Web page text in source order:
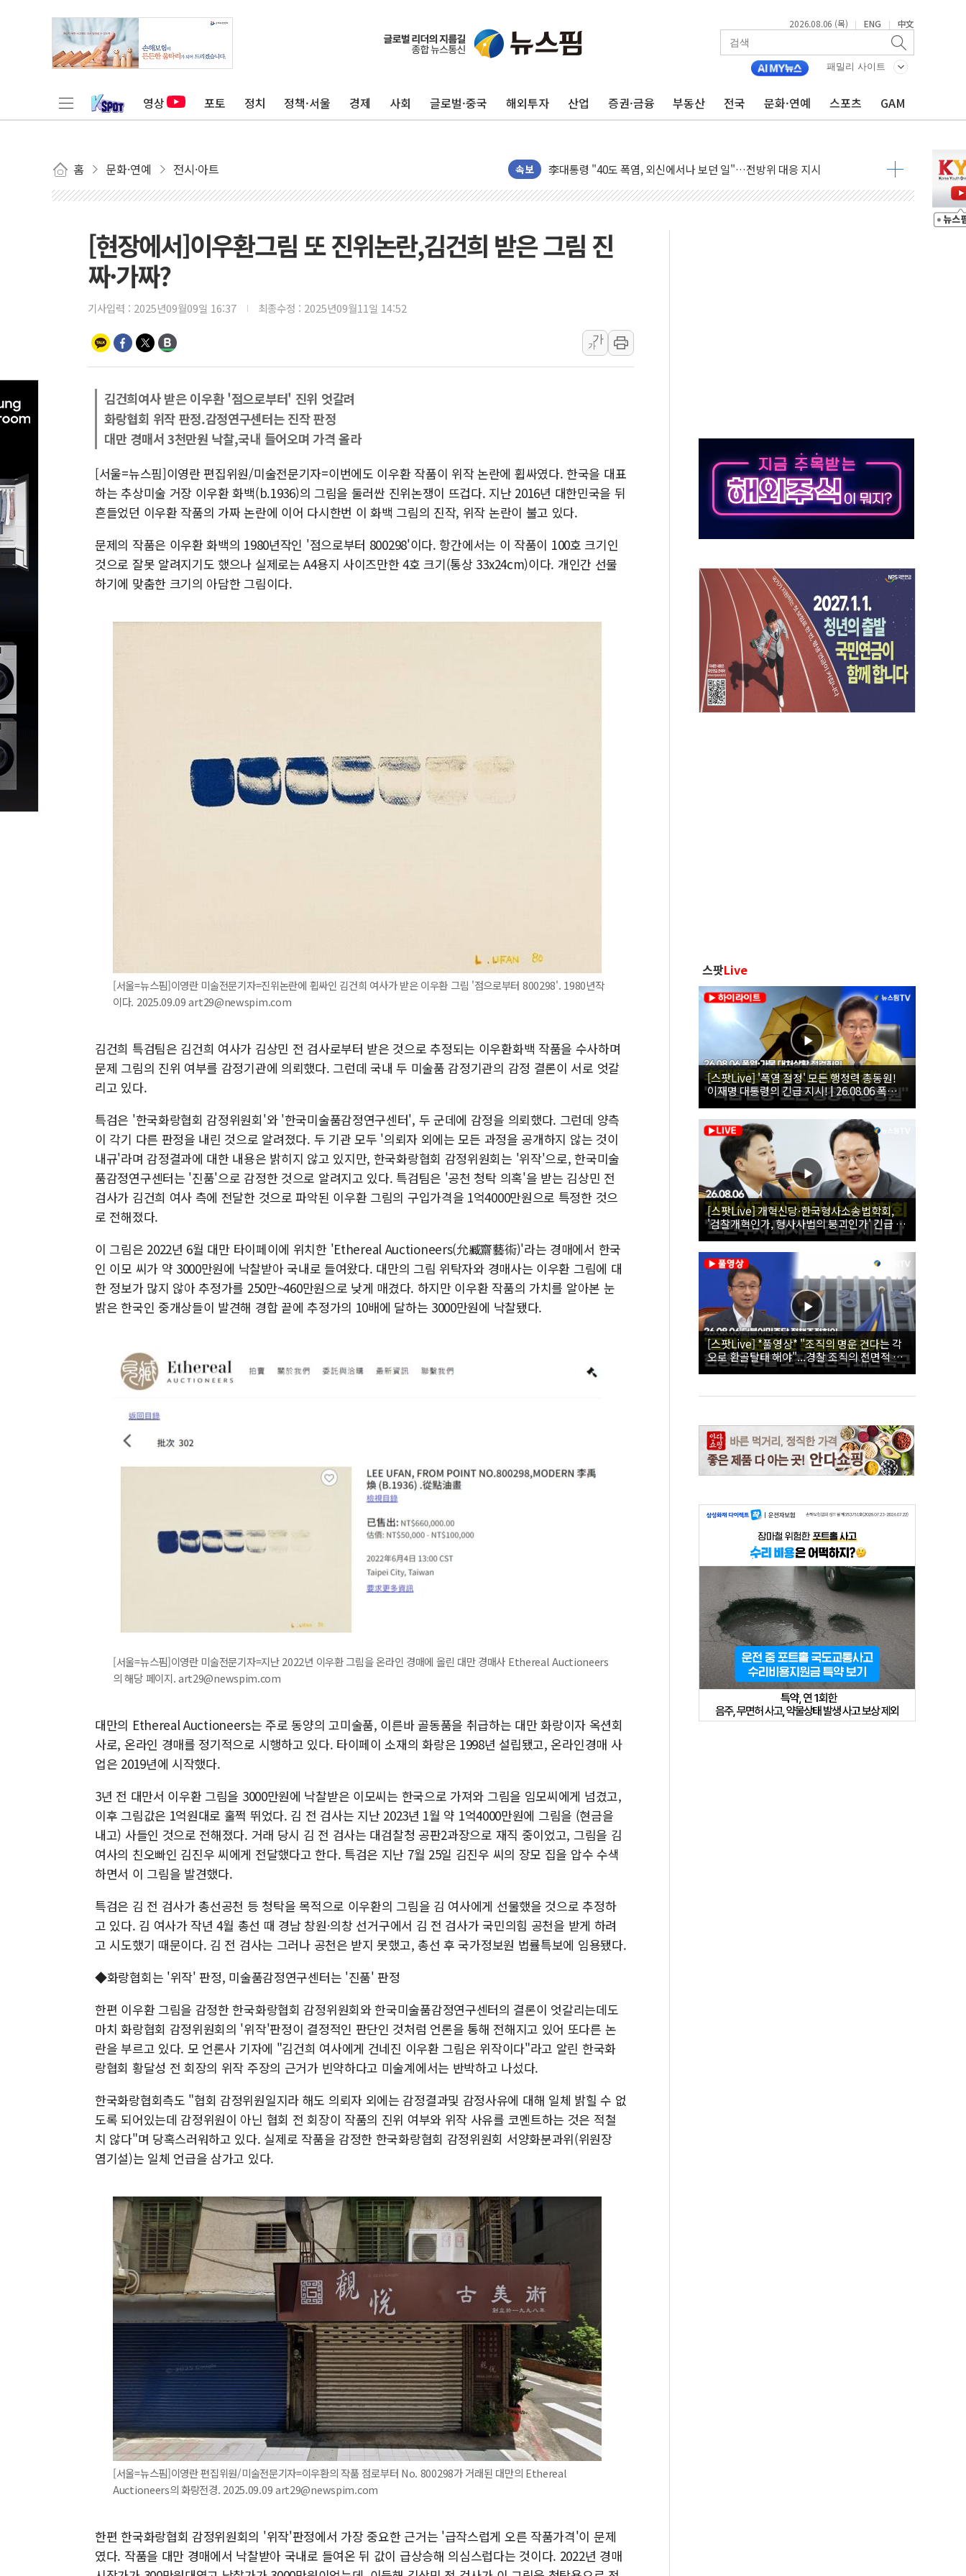
2026.08.06 (목) | ENG | 中文
패밀리 사이트
영상 포토 정치 정책·서울 경제 사회 글로벌·중국 해외투자 산업 증권·금융 부동산 전국 문화·연예 스포츠 GAM
홈 문화·연예 전시·아트 속보
'檢 합수본 참여' 여부 논란...법조계 "법적근거 없어, 위법수집증거 가능성"
中 '항생제 개구리' 파장 확산, 식품안전 점검 강화
'엔화 방어 공조'라는 이름의 베선트식 QE..."연준에 부담 가중"
청와대 "조희대 대법원장 탄핵 공감, 사실 아니다…대법관 신속 제청 해야"
서울 최고 기온 39도 기록
李대통령 "40도 폭염, 외신에서나 보던 일"…전방위 대응 지시
법무법인 YK, 교정위원 중앙협의회와 맞손…수용자·가족 법률지원 확대
제주항공, 하반기 객실승무원 공개채용
인도, 차량 간 통신시스템 장착 의무화 추진..."업계 성장 저해" 우려도
피치 "韓 코스피 약세 장기화 시 주택수요 위축 우려"
[현장에서]이우환그림 또 진위논란,김건희 받은 그림 진
짜·가짜?
기사입력 : 2025년09월09일 16:37 최종수정 : 2025년09월11일 14:52
가
가
김건희여사 받은 이우환 '점으로부터' 진위 엇갈려
화랑협회 위작 판정.감정연구센터는 진작 판정
대만 경매서 3천만원 낙찰,국내 들어오며 가격 올라
[서울=뉴스핌]이영란 편집위원/미술전문기자=이번에도 이우환 작품이 위작 논란에 휩싸였다. 한국을 대표
하는 추상미술 거장 이우환 화백(b.1936)의 그림을 둘러싼 진위논쟁이 뜨겁다. 지난 2016년 대한민국을 뒤
흔들었던 이우환 작품의 가짜 논란에 이어 다시한번 이 화백 그림의 진작, 위작 논란이 불고 있다.
문제의 작품은 이우환 화백의 1980년작인 '점으로부터 800298'이다. 항간에서는 이 작품이 100호 크기인
것으로 잘못 알려지기도 했으나 실제로는 A4용지 사이즈만한 4호 크기(통상 33x24cm)이다. 개인간 선물
하기에 맞춤한 크기의 아담한 그림이다.
[서울=뉴스핌]이영란 미술전문기자=진위논란에 휩싸인 김건희 여사가 받은 이우환 그림 '점으로부터 800298'. 1980년작
이다. 2025.09.09 art29@newspim.com
김건희 특검팀은 김건희 여사가 김상민 전 검사로부터 받은 것으로 추정되는 이우환화백 작품을 수사하며
문제 그림의 진위 여부를 감정기관에 의뢰했다. 그런데 국내 두 미술품 감정기관의 감정 결론이 서로 엇갈
리고 있다.
특검은 '한국화랑협회 감정위원회'와 '한국미술품감정연구센터', 두 군데에 감정을 의뢰했다. 그런데 양측
이 각기 다른 판정을 내린 것으로 알려졌다. 두 기관 모두 '의뢰자 외에는 모든 과정을 공개하지 않는 것이
내규'라며 감정결과에 대한 내용은 밝히지 않고 있지만, 한국화랑협회 감정위원회는 '위작'으로, 한국미술
품감정연구센터는 '진품'으로 감정한 것으로 알려지고 있다. 특검팀은 '공천 청탁 의혹'을 받는 김상민 전
검사가 김건희 여사 측에 전달한 것으로 파악된 이우환 그림의 구입가격을 1억4000만원으로 특정한 것으
로 전해졌다.
이 그림은 2022년 6월 대만 타이페이에 위치한 'Ethereal Auctioneers(允臧齋藝術)'라는 경매에서 한국
인 이모 씨가 약 3000만원에 낙찰받아 국내로 들여왔다. 대만의 그림 위탁자와 경매사는 이우환 그림에 대
한 정보가 많지 않아 추정가를 250만~460만원으로 낮게 매겼다. 하지만 이우환 작품의 가치를 알아본 눈
밝은 한국인 중개상들이 발견해 경합 끝에 추정가의 10배에 달하는 3000만원에 낙찰됐다.
[서울=뉴스핌]이영란 미술전문기자=지난 2022년 이우환 그림을 온라인 경매에 올린 대만 경매사 Ethereal Auctioneers
의 해당 페이지. art29@newspim.com
대만의 Ethereal Auctioneers는 주로 동양의 고미술품, 이른바 골동품을 취급하는 대만 화랑이자 옥션회
사로, 온라인 경매를 정기적으로 시행하고 있다. 타이페이 소재의 화랑은 1998년 설립됐고, 온라인경매 사
업은 2019년에 시작했다.
3년 전 대만서 이우환 그림을 3000만원에 낙찰받은 이모씨는 한국으로 가져와 그림을 임모씨에게 넘겼고,
이후 그림값은 1억원대로 훌쩍 뛰었다. 김 전 검사는 지난 2023년 1월 약 1억4000만원에 그림을 (현금을
내고) 사들인 것으로 전해졌다. 거래 당시 김 전 검사는 대검찰청 공판2과장으로 재직 중이었고, 그림을 김
여사의 친오빠인 김진우 씨에게 전달했다고 한다. 특검은 지난 7월 25일 김진우 씨의 장모 집을 압수 수색
하면서 이 그림을 발견했다.
특검은 김 전 검사가 총선공천 등 청탁을 목적으로 이우환의 그림을 김 여사에게 선물했을 것으로 추정하
고 있다. 김 여사가 작년 4월 총선 때 경남 창원·의창 선거구에서 김 전 검사가 국민의힘 공천을 받게 하려
고 시도했기 때문이다. 김 전 검사는 그러나 공천은 받지 못했고, 총선 후 국가정보원 법률특보에 임용됐다.
◆화랑협회는 '위작' 판정, 미술품감정연구센터는 '진품' 판정
한편 이우환 그림을 감정한 한국화랑협회 감정위원회와 한국미술품감정연구센터의 결론이 엇갈리는데도
마치 화랑협회 감정위원회의 '위작'판정이 결정적인 판단인 것처럼 언론을 통해 전해지고 있어 또다른 논
란을 부르고 있다. 모 언론사 기자에 "김건희 여사에게 건네진 이우환 그림은 위작이다"라고 알린 한국화
랑협회 황달성 전 회장의 위작 주장의 근거가 빈약하다고 미술계에서는 반박하고 나섰다.
한국화랑협회측도 "협회 감정위원일지라 해도 의뢰자 외에는 감정결과및 감정사유에 대해 일체 밝힐 수 없
도록 되어있는데 감정위원이 아닌 협회 전 회장이 작품의 진위 여부와 위작 사유를 코멘트하는 것은 적철
치 않다"며 당혹스러워하고 있다. 실제로 작품을 감정한 한국화랑협회 감정위원회 서양화분과위(위원장
염기설)는 일체 언급을 삼가고 있다.
[서울=뉴스핌]이영란 편집위원/미술전문기자=이우환의 작품 점로부터 No. 800298가 거래된 대만의 Ethereal
Auctioneers의 화랑전경. 2025.09.09 art29@newspim.com
한편 한국화랑협회 감정위원회의 '위작'판정에서 가장 중요한 근거는 '급작스럽게 오른 작품가격'이 문제
였다. 작품을 대만 경매에서 낙찰받아 국내로 들여온 뒤 값이 급상승해 의심스럽다는 것이다. 2022년 경매
스팟Live
[스팟Live] '폭염 절정' 모든 행정력 총동원!
이재명 대통령의 긴급 지시! | 26.08.06 폭염•
가뭄 대처상황 점검회의
[스팟Live] 개혁신당·한국형사소송법학회,
'검찰개혁인가, 형사사법의 붕괴인가' 긴급 세
미나｜26.08.06
[스팟Live] *풀영상* "조직의 명운 건다는 각
오로 환골탈태 해야"...경찰 조직의 전면적 쇄
신 촉구한 한병도 | 26.08.06 더불어민주당 정